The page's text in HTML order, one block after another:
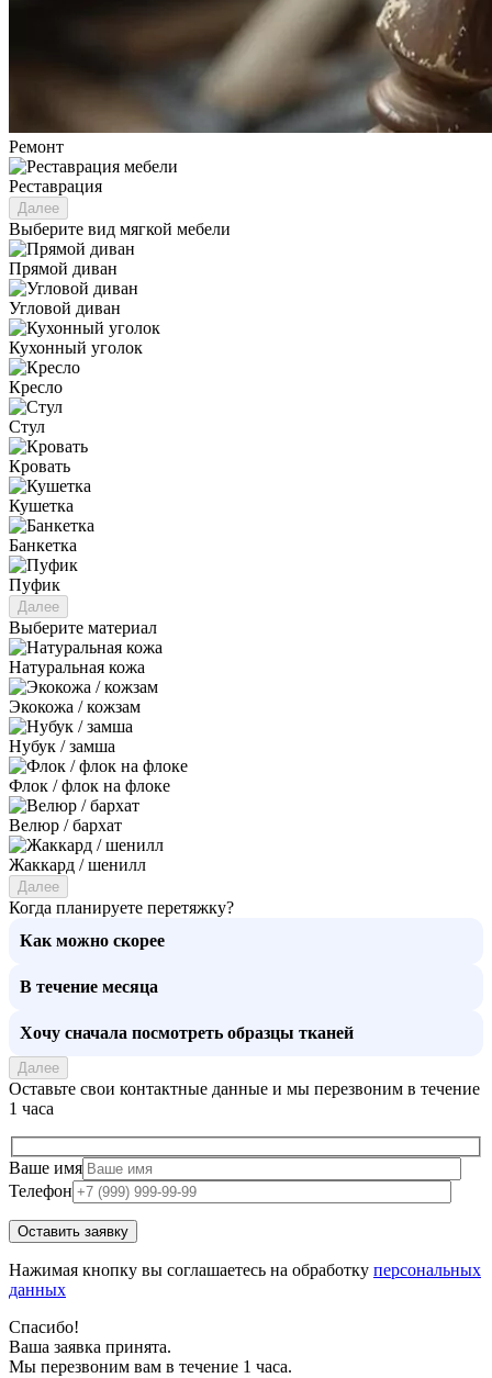
Ремонт
Реставрация
Далее
Выберите вид мягкой мебели
Прямой диван
Угловой диван
Кухонный уголок
Кресло
Стул
Кровать
Кушетка
Банкетка
Пуфик
Далее
Выберите материал
Натуральная кожа
Экокожа / кожзам
Нубук / замша
Флок / флок на флоке
Велюр / бархат
Жаккард / шенилл
Далее
Когда планируете перетяжку?
Как можно скорее
В течение месяца
Хочу сначала посмотреть образцы тканей
Далее
Оставьте свои контактные данные и мы перезвоним в течение
1 часа
Ваше имя
Телефон
Нажимая кнопку вы соглашаетесь на обработку персональных
данных
Спасибо!
Ваша заявка принята.
Мы перезвоним вам в течение 1 часа.